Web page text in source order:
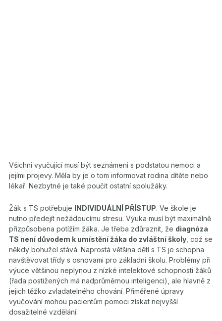
Všichni vyučující musí být seznámeni s podstatou nemoci a
jejími projevy. Měla by je o tom informovat rodina dítěte nebo
lékař. Nezbytné je také poučit ostatní spolužáky.
Žák s TS potřebuje INDIVIDUÁLNÍ PŘÍSTUP. Ve škole je
nutno předejít nežádoucímu stresu. Výuka musí být maximálně
přizpůsobena potížím žáka. Je třeba zdůraznit, že diagnóza
TS není důvodem k umístění žáka do zvláštní školy, což se
někdy bohužel stává. Naprostá většina dětí s TS je schopna
navštěvovat třídy s osnovami pro základní školu. Problémy při
výuce většinou neplynou z nízké intelektové schopnosti žáků
(řada postižených má nadprůměrnou inteligenci), ale hlavně z
jejich těžko zvladatelného chování. Přiměřené úpravy
vyučování mohou pacientům pomoci získat nejvyšší
dosažitelné vzdělání.